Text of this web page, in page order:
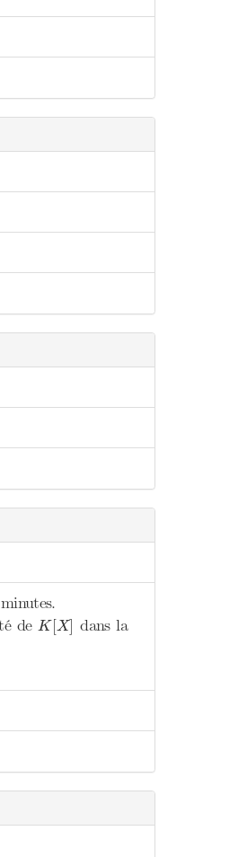
deK[X]
K[X] dans la